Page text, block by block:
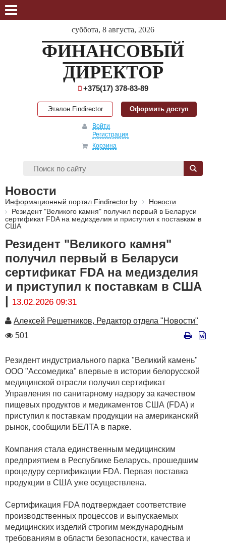
суббота, 8 августа, 2026
ФИНАНСОВЫЙ
ДИРЕКТОР
+375(17) 378-83-89
Эталон.Findirector Оформить доступ
Войти
Регистрация
Корзина
Новости
Информационный портал Findirector.by
Новости
Резидент "Великого камня" получил первый в Беларуси
сертификат FDA на медизделия и приступил к поставкам в
США
Резидент "Великого камня"
получил первый в Беларуси
сертификат FDA на медизделия
и приступил к поставкам в США
| 13.02.2026 09:31
Автор
Алексей Решетников, Редактор отдела "Новости"
Количество
501
Резидент индустриального парка "Великий камень"
ООО "Ассомедика" впервые в истории белорусской
медицинской отрасли получил сертификат
Управления по санитарному надзору за качеством
пищевых продуктов и медикаментов США (FDA) и
приступил к поставкам продукции на американский
рынок, сообщили БЕЛТА в парке.
Компания стала единственным медицинским
предприятием в Республике Беларусь, прошедшим
процедуру сертификации FDA. Первая поставка
продукции в США уже осуществлена.
Сертификация FDA подтверждает соответствие
производственных процессов и выпускаемых
медицинских изделий строгим международным
требованиям в области безопасности, качества и